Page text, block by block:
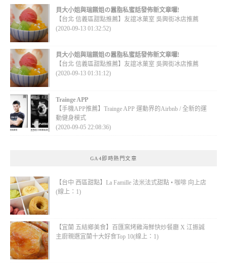
貝大小姐與瑞餚姐の囂脂私蜜話發佈新文章囉!
【台北 信義區甜點推薦】友誼冰菓室 吳興街冰店推薦
(2020-09-13 01:32:52)
貝大小姐與瑞餚姐の囂脂私蜜話發佈新文章囉!
【台北 信義區甜點推薦】友誼冰菓室 吳興街冰店推薦
(2020-09-13 01:31:12)
Trainge APP
【手機APP推薦】Trainge APP 運動界的Airbnb / 全新的運
動健身模式
(2020-09-05 22:08:36)
GA4即時熱門文章
【台中 西區甜點】La Famille 法米法式甜點 • 咖啡 向上店
(線上：1)
【宜蘭 五結鄉美食】百匯窯烤雞海鮮快炒餐廳 X 江振誠
主廚親選宜蘭十大好食Top 10(線上：1)